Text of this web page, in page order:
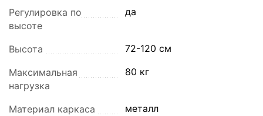
Регулировка по
высоте
да
Высота 72-120 см
Максимальная
нагрузка
80 кг
Материал каркаса металл